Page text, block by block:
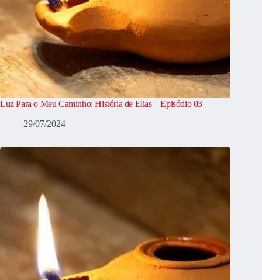
Luz Para o Meu Caminho: História de Elias – Episódio 03
29/07/2024